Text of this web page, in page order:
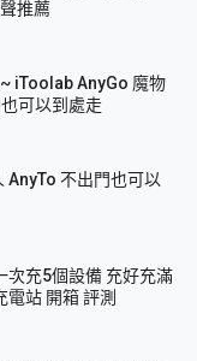
推薦
iToolab AnyGo 魔物
可以到處走
AnyTo 不出門也可以
次充5個設備 充好充滿
電站 開箱 評測